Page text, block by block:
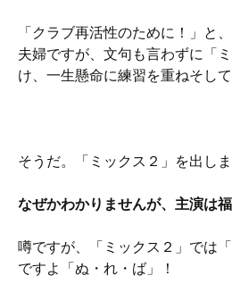
「クラブ再活性のために！」と
夫婦ですが、文句も言わずに「
け、一生懸命に練習を重ねそし
そうだ。「ミックス２」を出しま
なぜかわかりませんが、主演は福
噂ですが、「ミックス２」では
ですよ「ぬ・れ・ば」！